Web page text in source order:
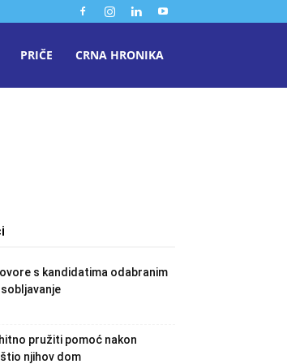
PRIČE CRNA HRONIKA
s kandidatima odabranim
pružiti pomoć nakon
njihov dom